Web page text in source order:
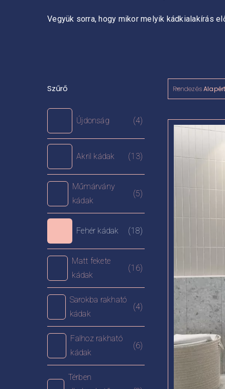
Vegyük sorra, hogy mikor melyik kádkialakírás
Szűrő
Újdonság (4)
Akril kádak (13)
Műmárvány
kádak
(5)
Fehér kádak (18)
Matt fekete
kádak
(16)
Sarokba rakható
kádak
(4)
Falhoz rakható
kádak
(6)
Térben
Rendezés